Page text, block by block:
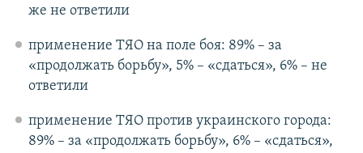
же не ответили
применение ТЯО на поле боя: 89% – за
«продолжать борьбу», 5% – «сдаться», 6% – не
ответили
применение ТЯО против украинского города:
89% – за «продолжать борьбу», 6% – «сдаться»,